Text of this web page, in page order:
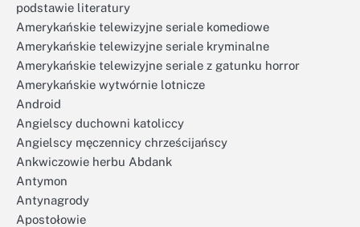
podstawie literatury
Amerykańskie telewizyjne seriale komediowe
Amerykańskie telewizyjne seriale kryminalne
Amerykańskie telewizyjne seriale z gatunku horror
Amerykańskie wytwórnie lotnicze
Android
Angielscy duchowni katoliccy
Angielscy męczennicy chrześcijańscy
Ankwiczowie herbu Abdank
Antymon
Antynagrody
Apostołowie